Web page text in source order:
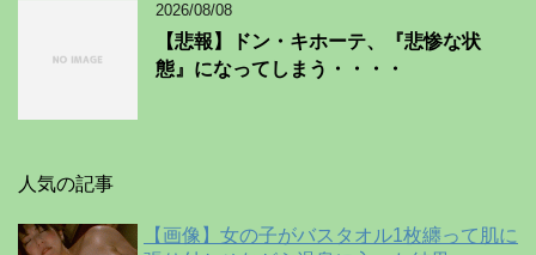
2026/08/08
【悲報】ドン・キホーテ、『悲惨な状
態』になってしまう・・・・
人気の記事
【画像】女の子がバスタオル1枚纏って肌に